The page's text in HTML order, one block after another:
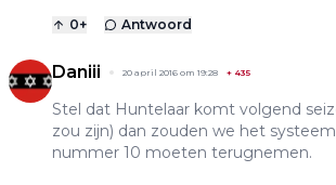
0+ Antwoord
Daniii 20 april 2016 om 19:28 + 435
Stel dat Huntelaar komt volgend
zou zijn) dan zouden we het
nummer 10 moeten terugnemen.